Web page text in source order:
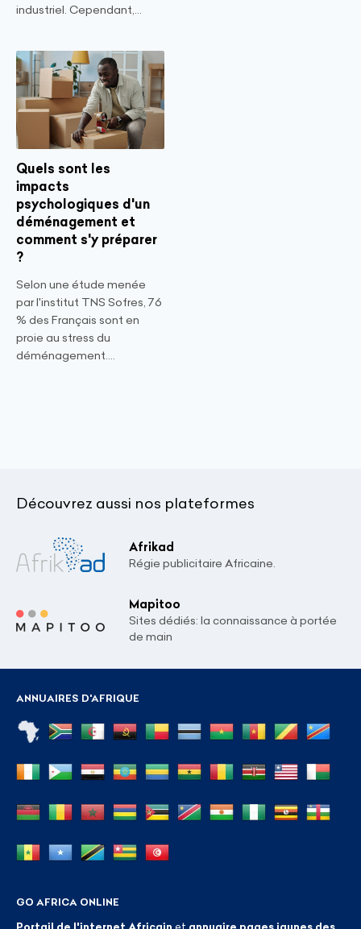
industriel. Cependant,...
Quels sont les
impacts
psychologiques d'un
déménagement et
comment s'y préparer
?
Selon une étude menée
par l'institut TNS Sofres, 76
% des Français sont en
proie au stress du
déménagement....
Découvrez aussi nos plateformes
Afrikad
Régie publicitaire Africaine.
Mapitoo
Sites dédiés: la connaissance à portée
de main
ANNUAIRES D'AFRIQUE
GO AFRICA ONLINE